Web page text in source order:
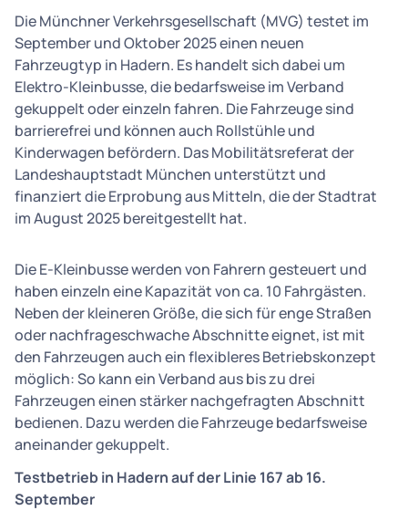
Die Münchner Verkehrsgesellschaft (MVG) testet im
September und Oktober 2025 einen neuen
Fahrzeugtyp in Hadern. Es handelt sich dabei um
Elektro-Kleinbusse, die bedarfsweise im Verband
gekuppelt oder einzeln fahren. Die Fahrzeuge sind
barrierefrei und können auch Rollstühle und
Kinderwagen befördern. Das Mobilitätsreferat der
Landeshauptstadt München unterstützt und
finanziert die Erprobung aus Mitteln, die der Stadtrat
im August 2025 bereitgestellt hat.
Die E-Kleinbusse werden von Fahrern gesteuert und
haben einzeln eine Kapazität von ca. 10 Fahrgästen.
Neben der kleineren Größe, die sich für enge Straßen
oder nachfrageschwache Abschnitte eignet, ist mit
den Fahrzeugen auch ein flexibleres Betriebskonzept
möglich: So kann ein Verband aus bis zu drei
Fahrzeugen einen stärker nachgefragten Abschnitt
bedienen. Dazu werden die Fahrzeuge bedarfsweise
aneinander gekuppelt.
Testbetrieb in Hadern auf der Linie 167 ab 16.
September